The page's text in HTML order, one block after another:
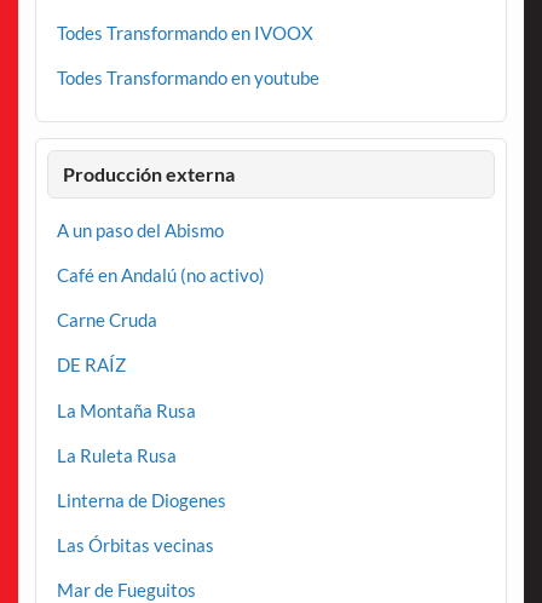
Todes Transformando en IVOOX
Todes Transformando en youtube
Producción externa
A un paso del Abismo
Café en Andalú (no activo)
Carne Cruda
DE RAÍZ
La Montaña Rusa
La Ruleta Rusa
Linterna de Diogenes
Las Órbitas vecinas
Mar de Fueguitos